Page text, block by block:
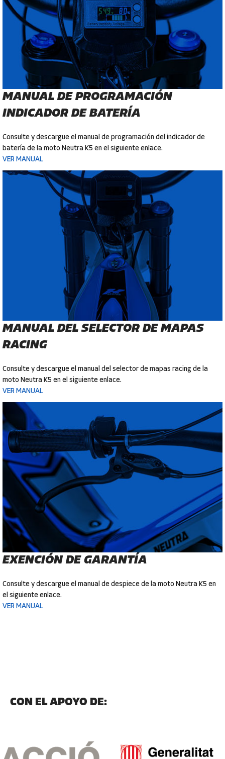
MANUAL DE PROGRAMACIÓN
INDICADOR DE BATERÍA
Consulte y descargue el manual de programación del indicador de
batería de la moto Neutra K5 en el siguiente enlace.
VER MANUAL
MANUAL DEL SELECTOR DE MAPAS
RACING
Consulte y descargue el manual del selector de mapas racing de la
moto Neutra K5 en el siguiente enlace.
VER MANUAL
EXENCIÓN DE GARANTÍA
Consulte y descargue el manual de despiece de la moto Neutra K5 en
el siguiente enlace.
VER MANUAL
CON EL APOYO DE: